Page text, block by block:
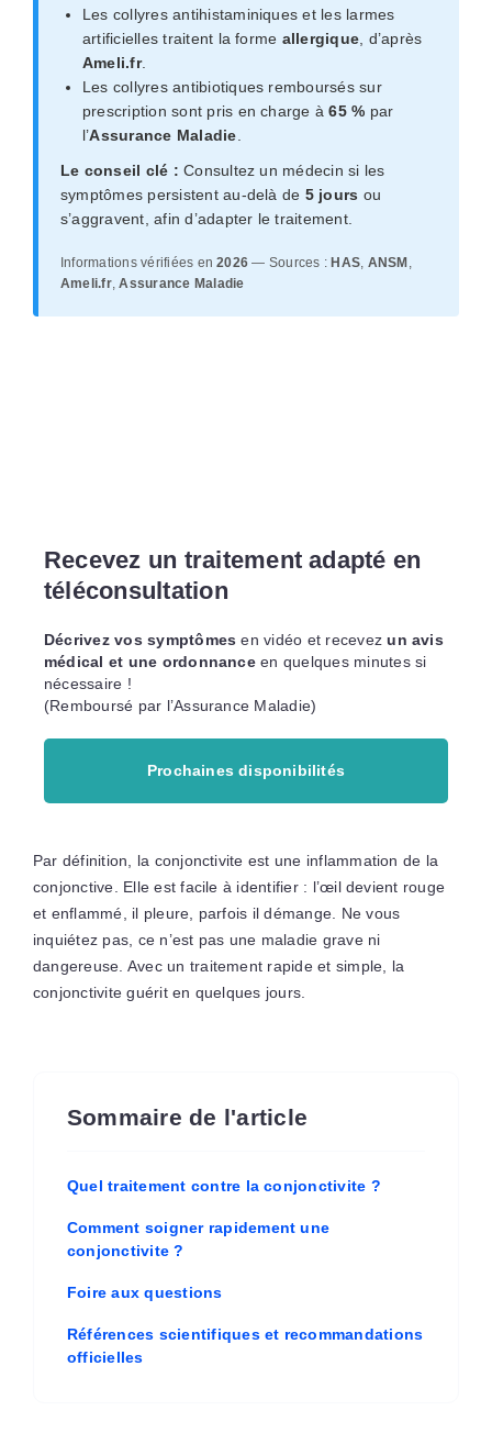
Les collyres antihistaminiques et les larmes
artificielles traitent la forme allergique , d’après
Ameli.fr.
Les collyres antibiotiques remboursés sur
prescription sont pris en charge à65 % par
l’Assurance Maladie
Le conseil clé : Consultez un médecin si les
symptômes persistent au-delà de 5 jours ou
s’aggravent, afin d’adapter le traitement.
Informations vérifiées en2026 — Sources : HAS, ANSM ,
Ameli.fr,Assurance Maladie
Recevez un traitement adapté en
téléconsultation
Décrivez vos symptômes en vidéo et recevezun avis
médical et une ordonnanceen quelques minutes si
nécessaire !
(Remboursé par l’Assurance Maladie)
Prochaines disponibilités
Par définition, la conjonctivite est une inflammation de la
conjonctive. Elle est facile à identifier : l’œil devient rouge
et enflammé, il pleure, parfois il démange. Ne vous
inquiétez pas, ce n’est pas une maladie grave ni
dangereuse. Avec un traitement rapide et simple, la
conjonctivite guérit en quelques jours.
Sommaire de l'article
Quel traitement contre la conjonctivite ?
Comment soigner rapidement une
conjonctivite ?
Foire aux questions
Références scientifiques et recommandations
officielles